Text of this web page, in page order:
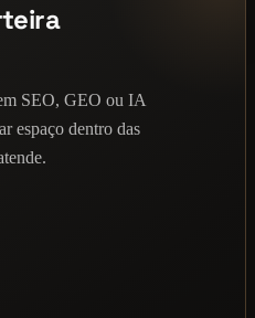
SEO, GEO ou IA
espaço dentro das